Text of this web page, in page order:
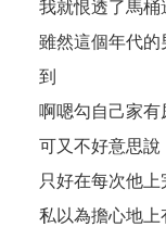
我就恨透了馬
雖然這個年代
到
啊嗯勾自己家有
可又不好意思說
只好在每次他
私以為擔心地